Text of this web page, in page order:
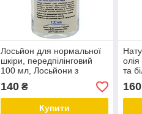
Лосьйон для нормальної
шкіри, передпілінговий
100 мл, Лосьйони з
молочною кислотою, ТМ
Cocos, Засоби для пілінгу,
ТМ Cocos
140₴
Купити
та
для
160